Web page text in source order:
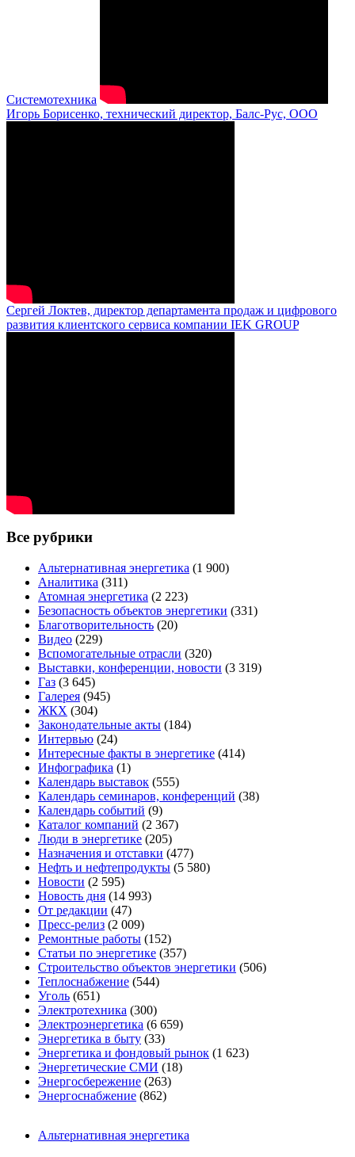
Системотехника
Игорь Борисенко, технический директор, Балс-Рус, ООО
Сергей Локтев, директор департамента продаж и цифрового
развития клиентского сервиса компании IEK GROUP
Все рубрики
Альтернативная энергетика (1 900)
Аналитика (311)
Атомная энергетика (2 223)
Безопасность объектов энергетики (331)
Благотворительность (20)
Видео (229)
Вспомогательные отрасли (320)
Выставки, конференции, новости (3 319)
Газ (3 645)
Галерея (945)
ЖКХ (304)
Законодательные акты (184)
Интервью (24)
Интересные факты в энергетике (414)
Инфографика (1)
Календарь выставок (555)
Календарь семинаров, конференций (38)
Календарь событий (9)
Каталог компаний (2 367)
Люди в энергетике (205)
Назначения и отставки (477)
Нефть и нефтепродукты (5 580)
Новости (2 595)
Новость дня (14 993)
От редакции (47)
Пресс-релиз (2 009)
Ремонтные работы (152)
Статьи по энергетике (357)
Строительство объектов энергетики (506)
Теплоснабжение (544)
Уголь (651)
Электротехника (300)
Электроэнергетика (6 659)
Энергетика в быту (33)
Энергетика и фондовый рынок (1 623)
Энергетические СМИ (18)
Энергосбережение (263)
Энергоснабжение (862)
Альтернативная энергетика